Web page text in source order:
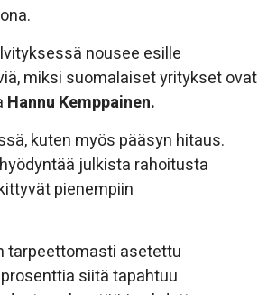
nousee esille
miksi suomalaiset yritykset ovat
Hannu Kemppainen.
kuten myös pääsyn hitaus.
julkista rahoitusta
pienempiin
tarpeettomasti asetettu
siitä tapahtuu